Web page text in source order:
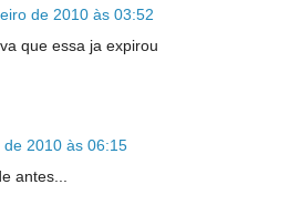
de 2010 às 03:52
que essa ja expirou
2010 às 06:15
antes...